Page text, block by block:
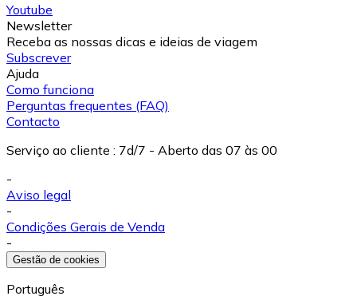
Youtube
Newsletter
Receba as nossas dicas e ideias de viagem
Subscrever
Ajuda
Como funciona
Perguntas frequentes (FAQ)
Contacto
Serviço ao cliente : 7d/7 - Aberto das 07 às 00
-
Aviso legal
-
Condições Gerais de Venda
-
Gestão de cookies
Português